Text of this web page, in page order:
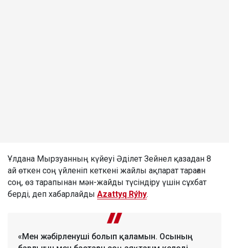
Ұлдана Мырзуанның күйеуі Әділет Зейнел қазадан 8
ай өткен соң үйленіп кеткені жайлы ақпарат тараған
соң, өз тарапынан мән-жайды түсіндіру үшін сұхбат
берді, деп хабарлайды Azattyq Rýhy.
«Мен жәбірленуші болып қаламын. Осының